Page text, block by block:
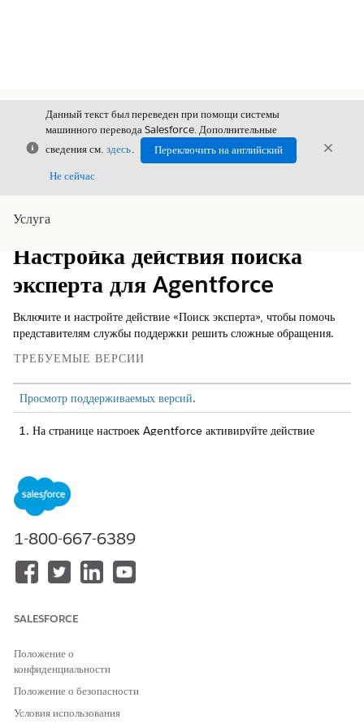
Закрыть
Данный текст был переведен при помощи системы
машинного перевода Salesforce. Дополнительные
сведения см. здесь.
Переключить на английский
Не сейчас
Услуга
Настройка действия поиска
эксперта для Agentforce
Включите и настройте действие «Поиск эксперта», чтобы помочь
представителям службы поддержки решить сложные обращения.
ТРЕБУЕМЫЕ ВЕРСИИ
Просмотр поддерживаемых версий.
На странице настроек Agentforce активируйте действие
описания, причины, продукта и языка.
Включите интеграцию Data Cloud, чтобы механизм
рассуждения определил похожие архивные обращения.
Установите и разверните комплект данных Service Cloud.
справочный документ). Поисковый индекс должен быть создан
в пространстве данных по умолчанию.
Стандартные веса конфигурации:
извлечения ключевых слов и профиля.
Журнал производительности (30%):
скорости разрешения и CSAT.
статуса в сети в Salesforce или Slack.
1-800-667-6389
SALESFORCE
Положение о
конфиденциальности
Положение о безопасности
Условия использования